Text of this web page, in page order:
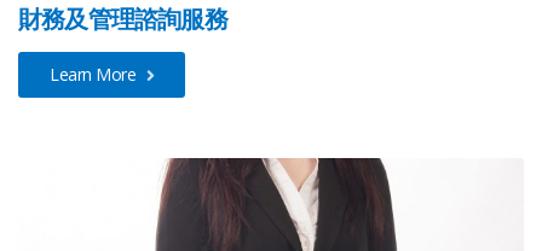
財務及管理諮詢服務
Learn More